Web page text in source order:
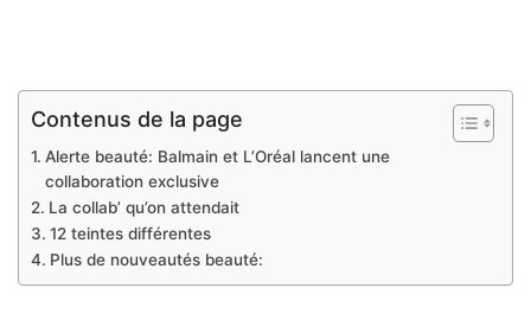
Contenus de la page
Alerte beauté: Balmain et L’Oréal lancent une
collaboration exclusive
La collab’ qu’on attendait
12 teintes différentes
Plus de nouveautés beauté: